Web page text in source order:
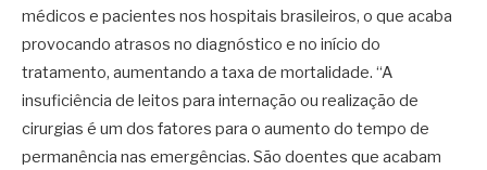
médicos e pacientes nos hospitais brasileiros, o que acaba
provocando atrasos no diagnóstico e no início do
tratamento, aumentando a taxa de mortalidade. “A
insuficiência de leitos para internação ou realização de
cirurgias é um dos fatores para o aumento do tempo de
permanência nas emergências. São doentes que acabam